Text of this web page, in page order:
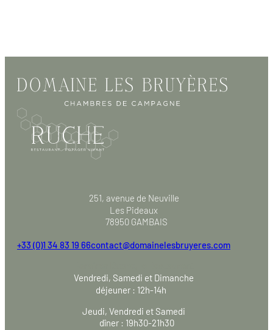
251, avenue de Neuville
Les Pideaux
78950 GAMBAIS
+33 (0)1 34 83 19 66contact@domainelesbruyeres.com
Vendredi, Samedi et Dimanche
déjeuner : 12h-14h
Jeudi, Vendredi et Samedi
dîner : 19h30-21h30